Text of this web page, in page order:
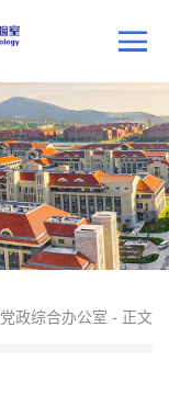
党政综合办公室 - 正文